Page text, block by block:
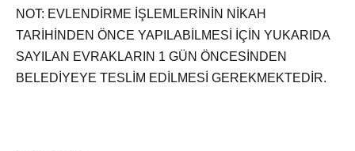
NOT: EVLENDİRME İŞLEMLERİNİN NİKAH
TARİHİNDEN ÖNCE YAPILABİLMESİ İÇİN YUKARIDA
SAYILAN EVRAKLARIN 1 GÜN ÖNCESİNDEN
BELEDİYEYE TESLİM EDİLMESİ GEREKMEKTEDİR.